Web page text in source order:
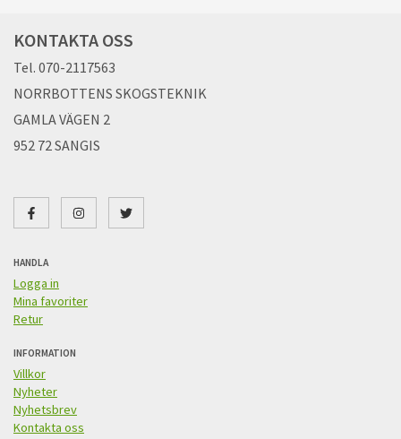
KONTAKTA OSS
Tel. 070-2117563
NORRBOTTENS SKOGSTEKNIK
GAMLA VÄGEN 2
952 72 SANGIS
HANDLA
Logga in
Mina favoriter
Retur
INFORMATION
Villkor
Nyheter
Nyhetsbrev
Kontakta oss